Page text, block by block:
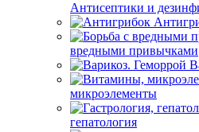
Антисептики и
вредными привычками
микроэлементы
гепатология